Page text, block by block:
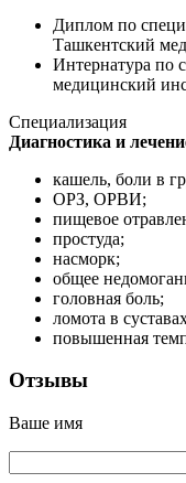
Диплом по
Ташкентский
Интернатура по
медицинский
Специализация
Диагностика и
кашель, боли в
ОРЗ, ОРВИ;
пищевое
простуда;
насморк;
общее
головная боль;
ломота в
повышенная
Отзывы
Ваше имя